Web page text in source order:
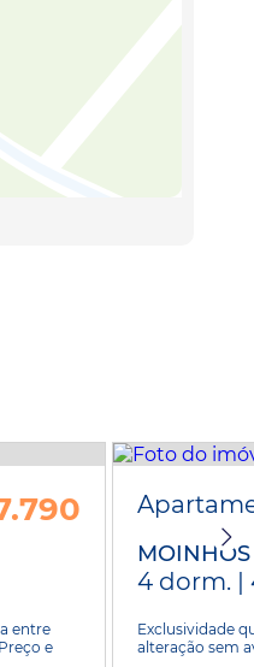
entre
e
4 dorm. |
Exclusividade
alteração sem